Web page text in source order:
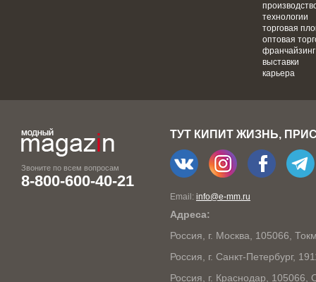
технологии
торговая
оптовая
франчайзинг
выставки
карьера
Звоните по всем вопросам
8-800-600-40-21
ТУТ КИПИТ ЖИЗНЬ,
Email: info@e-mm.ru
Адреса:
Россия, г. Москва, 105066,
Россия, г. Санкт-Петербург,
Россия, г. Краснодар,